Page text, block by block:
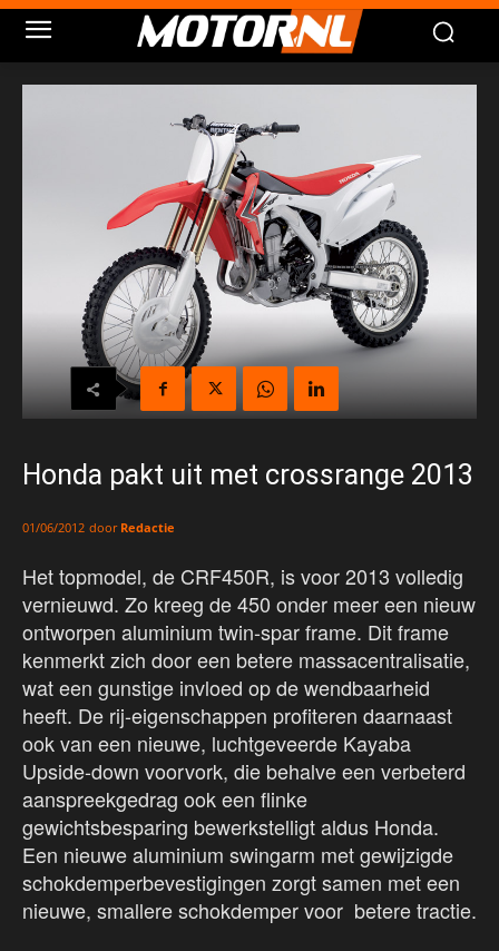
Honda pakt uit met crossrange 2013
01/06/2012 door Redactie
Het topmodel, de CRF450R, is voor 2013 volledig
vernieuwd. Zo kreeg de 450 onder meer een nieuw
ontworpen aluminium twin-spar frame. Dit frame
kenmerkt zich door een betere massacentralisatie,
wat een gunstige invloed op de wendbaarheid
heeft. De rij-eigenschappen profiteren daarnaast
ook van een nieuwe, luchtgeveerde Kayaba
Upside-down voorvork, die behalve een verbeterd
aanspreekgedrag ook een flinke
gewichtsbesparing bewerkstelligt aldus Honda.
Een nieuwe aluminium swingarm met gewijzigde
schokdemperbevestigingen zorgt samen met een
nieuwe, smallere schokdemper voor betere tractie.